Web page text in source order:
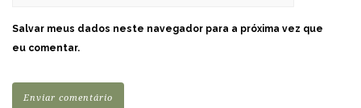
Salvar meus dados neste navegador para a próxima vez que
eu comentar.